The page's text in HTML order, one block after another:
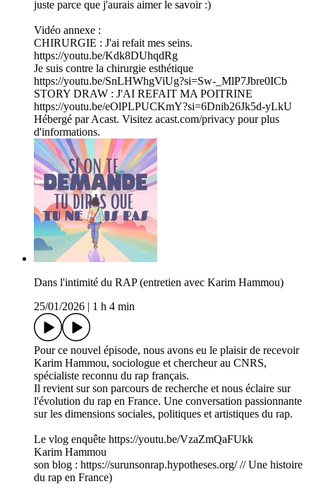
juste parce que j'aurais aimer le savoir :)
Vidéo annexe :
CHIRURGIE : J'ai refait mes seins.
https://youtu.be/Kdk8DUhqdRg
Je suis contre la chirurgie esthétique
https://youtu.be/SnLHWhgViUg?si=Sw-_MlP7Jbre0ICb
STORY DRAW : J'AI REFAIT MA POITRINE
https://youtu.be/eOlPLPUCKmY?si=6Dnib26Jk5d-yLkU
Hébergé par Acast. Visitez acast.com/privacy pour plus
d'informations.
Dans l'intimité du RAP (entretien avec Karim Hammou)
25/01/2026
1 h 4 min
Pour ce nouvel épisode, nous avons eu le plaisir de recevoir
Karim Hammou, sociologue et chercheur au CNRS,
spécialiste reconnu du rap français.
Il revient sur son parcours de recherche et nous éclaire sur
l'évolution du rap en France. Une conversation passionnante
sur les dimensions sociales, politiques et artistiques du rap.
Le vlog enquête https://youtu.be/VzaZmQaFUkk
Karim Hammou
son blog : https://surunsonrap.hypotheses.org/ // Une histoire
du rap en France)